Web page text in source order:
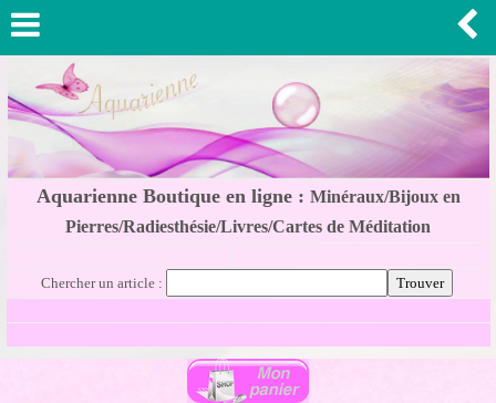
Aquarienne Boutique en ligne : Minéraux/Bijoux en
Pierres/Radiesthésie/Livres/Cartes de Méditation
Chercher un article :